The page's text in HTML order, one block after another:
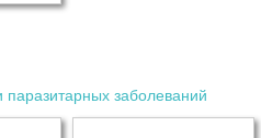
заболеваний